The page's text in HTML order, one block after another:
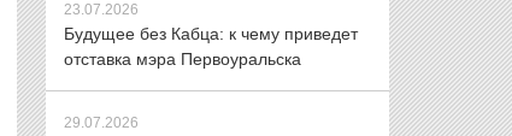
23.07.2026
Будущее без Кабца: к чему приведет
отставка мэра Первоуральска
29.07.2026